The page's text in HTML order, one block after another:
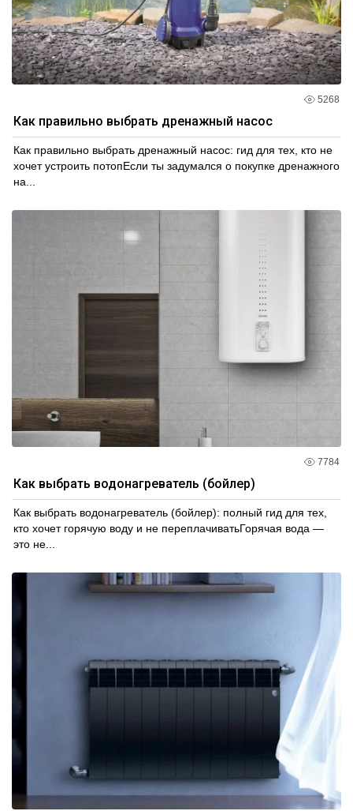
5268
Как правильно выбрать дренажный насос
Как правильно выбрать дренажный насос: гид для тех, кто не
хочет устроить потопЕсли ты задумался о покупке дренажного
на...
7784
Как выбрать водонагреватель (бойлер)
Как выбрать водонагреватель (бойлер): полный гид для тех,
кто хочет горячую воду и не переплачиватьГорячая вода —
это не...